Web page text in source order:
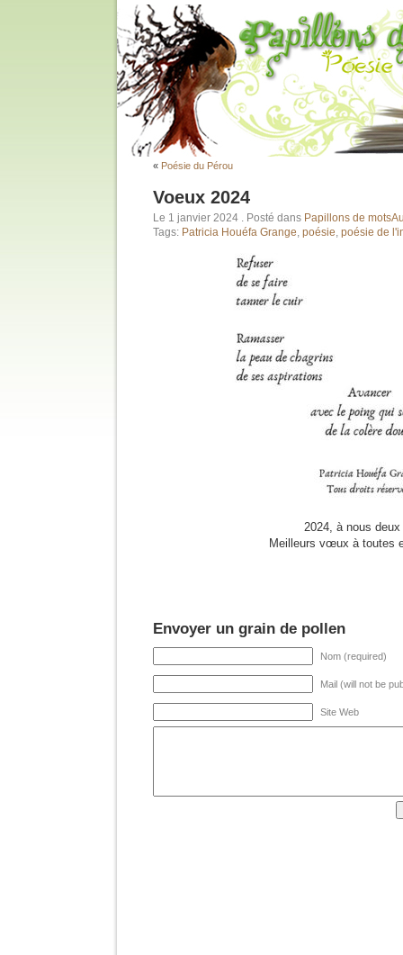
« Poésie du Pérou
Voeux 2024
Le 1 janvier 2024 . Posté dans Papillons de mots
Tags: Patricia Houéfa Grange, poésie, poésie de
2024, à nous deux
Meilleurs vœux à toutes
Envoyer un grain de pollen
Nom (required)
Mail (will not be
Site Web